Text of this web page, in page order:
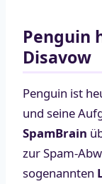
Penguin
Disavow
Penguin ist
und seine
SpamBrain
zur Spam-
sogenannten